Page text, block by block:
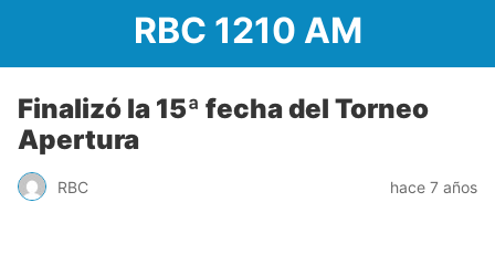
RBC 1210 AM
Finalizó la 15ª fecha del Torneo
Apertura
RBC hace 7 años